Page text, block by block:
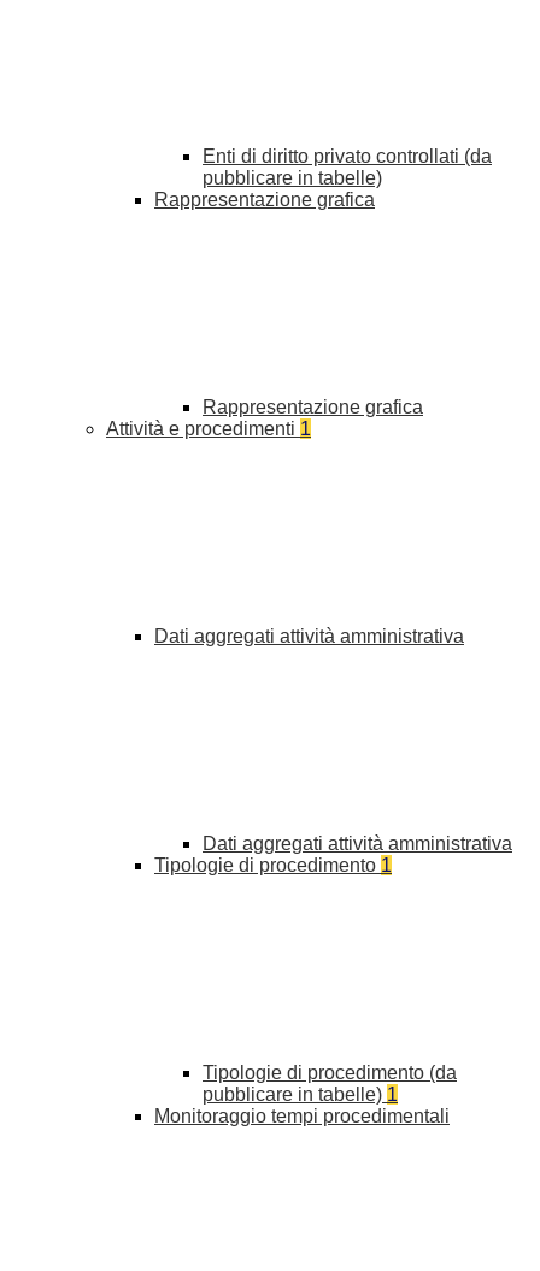
Enti di diritto privato controllati (da
pubblicare in tabelle)
Rappresentazione grafica
Rappresentazione grafica
Attività e procedimenti 1
Dati aggregati attività amministrativa
Dati aggregati attività amministrativa
Tipologie di procedimento 1
Tipologie di procedimento (da
pubblicare in tabelle) 1
Monitoraggio tempi procedimentali